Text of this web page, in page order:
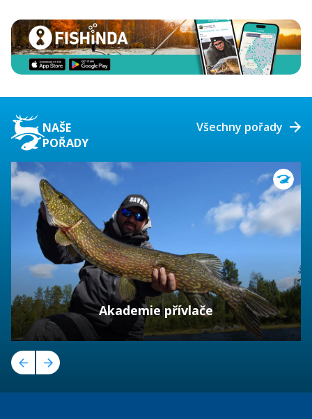
NAŠE
POŘADY
Všechny pořady
Akademie přívlače